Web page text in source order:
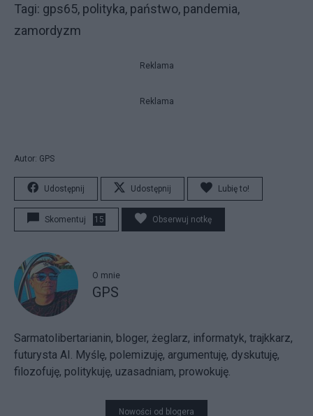
Tagi: gps65, polityka, państwo, pandemia,
zamordyzm
Reklama
Reklama
Autor: GPS
Udostępnij Udostępnij Lubię to!
Skomentuj 15 Obserwuj notkę
O mnie
GPS
Sarmatolibertarianin, bloger, żeglarz, informatyk, trajkkarz,
futurysta AI. Myślę, polemizuję, argumentuję, dyskutuję,
filozofuję, politykuję, uzasadniam, prowokuję.
Nowości od blogera